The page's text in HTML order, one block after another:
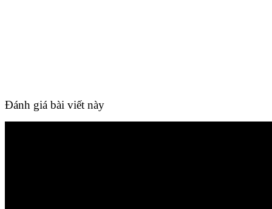
Đánh giá bài viết này